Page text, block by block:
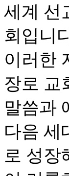
세계 선
회입니
이러한
장로 교
말씀과
다음 세
로 성장